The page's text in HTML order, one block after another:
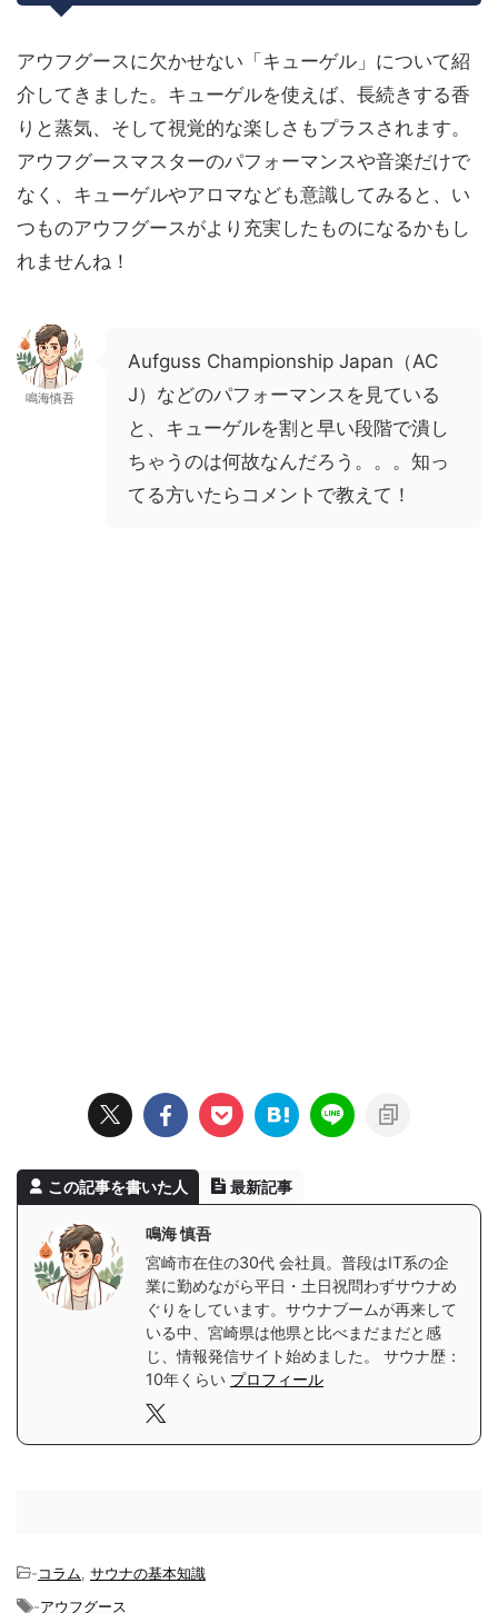
アウフグースに欠かせない「キューゲル」について紹
介してきました。キューゲルを使えば、長続きする香
りと蒸気、そして視覚的な楽しさもプラスされます。
アウフグースマスターのパフォーマンスや音楽だけで
なく、キューゲルやアロマなども意識してみると、い
つものアウフグースがより充実したものになるかもし
れませんね！
鳴海慎吾
Aufguss Championship Japan（AC
J）などのパフォーマンスを見ている
と、キューゲルを割と早い段階で潰し
ちゃうのは何故なんだろう。。。知っ
てる方いたらコメントで教えて！
この記事を書いた人 最新記事
鳴海 慎吾
宮崎市在住の30代 会社員。普段はIT系の企
業に勤めながら平日・土日祝問わずサウナめ
ぐりをしています。サウナブームが再来して
いる中、宮崎県は他県と比べまだまだと感
じ、情報発信サイト始めました。 サウナ歴：
10年くらい プロフィール
-コラム サウナの基本知識
-アウフグース